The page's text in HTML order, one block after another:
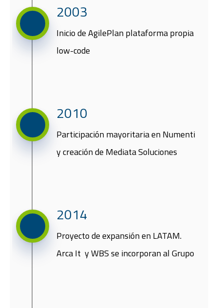
2003​
Inicio de AgilePlan plataforma propia
low-code​
2010​
Participación mayoritaria en Numenti
y creación de Mediata Soluciones​
2014
​Proyecto de expansión en LATAM.
Arca It y WBS se incorporan al Grupo​